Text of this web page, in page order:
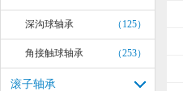
深沟球轴承 （125）
角接触球轴承 （253）
滚子轴承